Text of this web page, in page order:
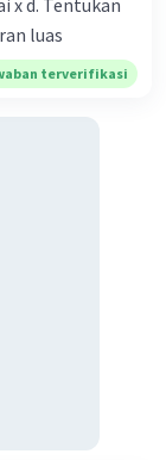
x d. Tentukan
luas
terverifikasi